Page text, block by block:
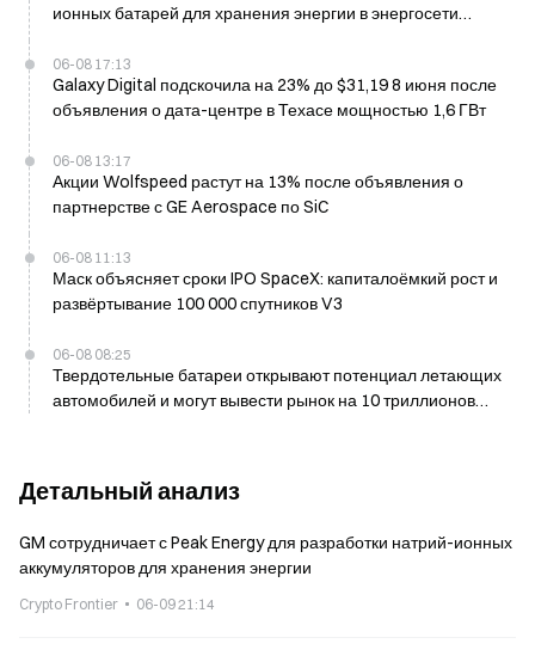
ионных батарей для хранения энергии в энергосети
06-08 17:13
Galaxy Digital подскочила на 23% до $31,19 8 июня после
объявления о дата-центре в Техасе мощностью 1,6 ГВт
06-08 13:17
Акции Wolfspeed растут на 13% после объявления о
партнерстве с GE Aerospace по SiC
06-08 11:13
Маск объясняет сроки IPO SpaceX: капиталоёмкий рост и
развёртывание 100 000 спутников V3
06-08 08:25
Твердотельные батареи открывают потенциал летающих
автомобилей и могут вывести рынок на 10 триллионов
Детальный анализ
GM сотрудничает с Peak Energy для разработки натрий-ионных
аккумуляторов для хранения энергии
Crypto Frontier 06-09 21:14